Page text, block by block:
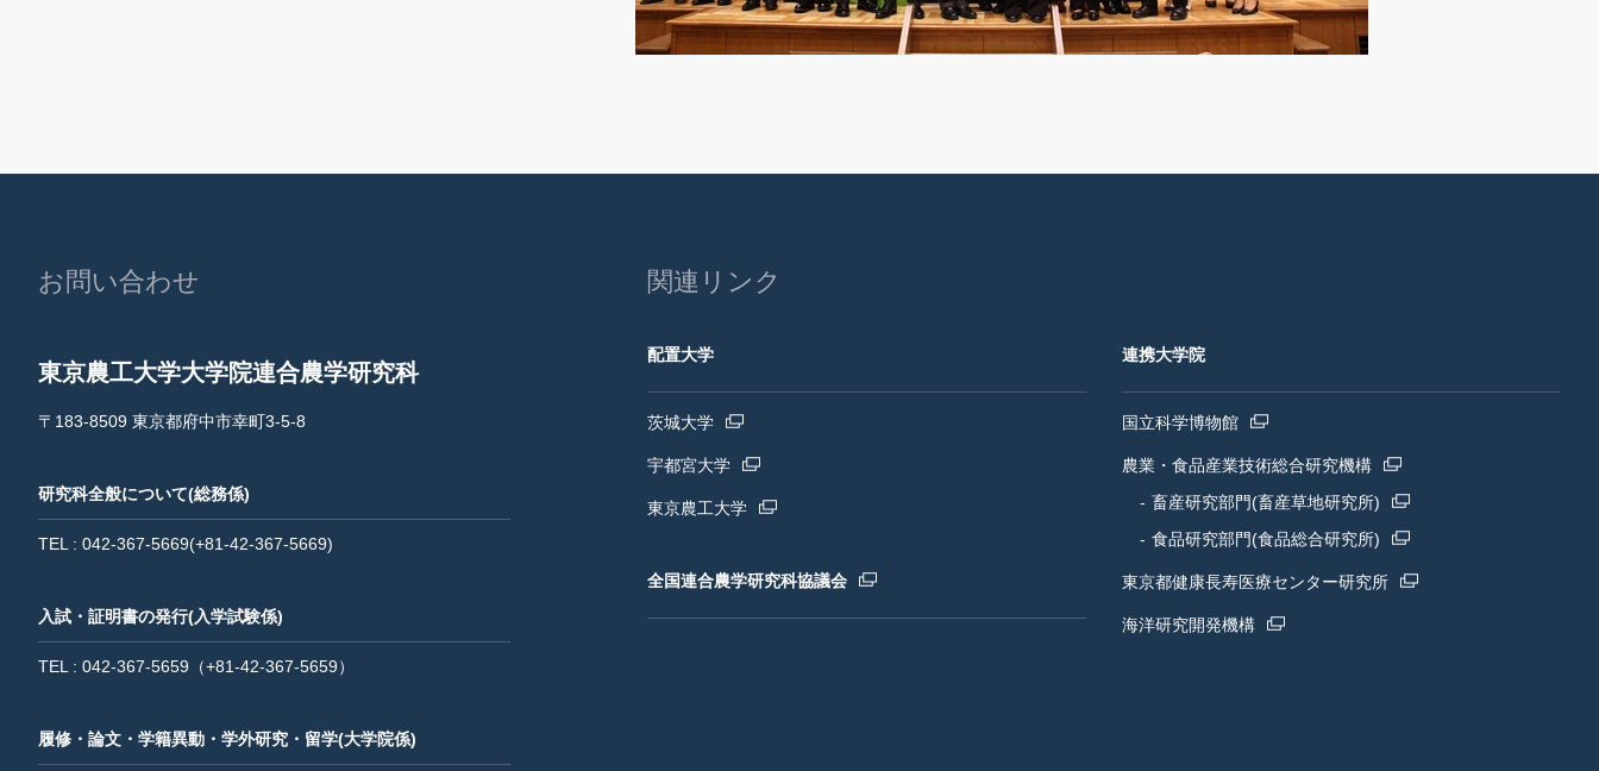
お問い合わせ
東京農工大学大学院連合農学研究科
〒183-8509 東京都府中市幸町3-5-8
研究科全般について(総務係)
TEL : 042-367-5669(+81-42-367-5669)
入試・証明書の発行(入学試験係)
TEL : 042-367-5659（+81-42-367-5659）
履修・論文・学籍異動・学外研究・留学(大学院係)
関連リンク
配置大学
茨城大学
宇都宮大学
東京農工大学
全国連合農学研究科協議会
連携大学院
国立科学博物館
農業・食品産業技術総合研究機構
畜産研究部門(畜産草地研究所)
食品研究部門(食品総合研究所)
東京都健康長寿医療センター研究所
海洋研究開発機構